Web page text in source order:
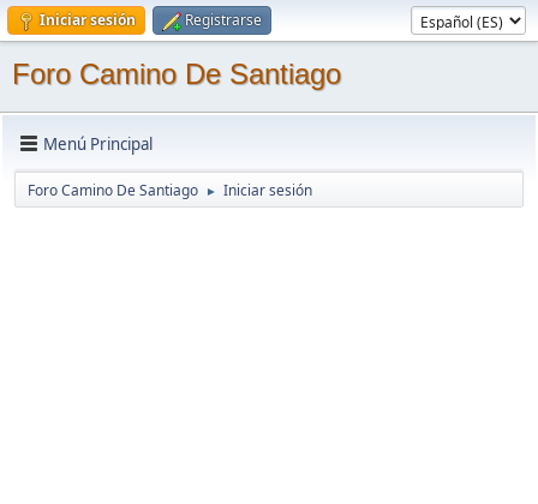
Iniciar sesión Registrarse
Foro Camino De Santiago
Menú Principal
Foro Camino De Santiago ► Iniciar sesión